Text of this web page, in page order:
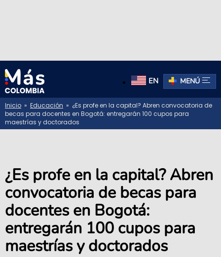
EN MENÚ
Inicio » Educación » ¿Es profe en la capital? Abren convocatoria de
becas para docentes en Bogotá: entregarán 100 cupos para
maestrías y doctorados
¿Es profe en la capital? Abren
convocatoria de becas para
docentes en Bogotá:
entregarán 100 cupos para
maestrías y doctorados